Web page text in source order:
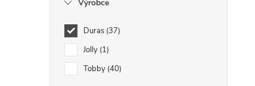
Výrobce
Duras 37
Jolly 1
Tobby 40